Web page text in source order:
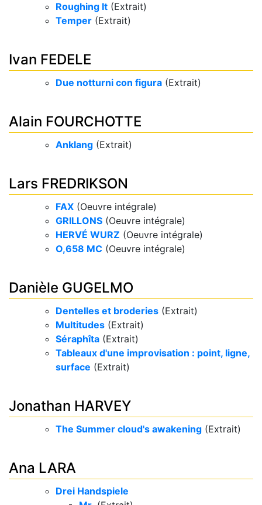
Roughing It (Extrait)
Temper (Extrait)
Ivan FEDELE
Due notturni con figura (Extrait)
Alain FOURCHOTTE
Anklang (Extrait)
Lars FREDRIKSON
FAX (Oeuvre intégrale)
GRILLONS (Oeuvre intégrale)
HERVÉ WURZ​ (Oeuvre intégrale)
O,658 MC (Oeuvre intégrale)
Danièle GUGELMO
Dentelles et broderies (Extrait)
Multitudes (Extrait)
Séraphîta (Extrait)
Tableaux d'une improvisation : point, ligne,
surface (Extrait)
Jonathan HARVEY
The Summer cloud's awakening (Extrait)
Ana LARA
Drei Handspiele